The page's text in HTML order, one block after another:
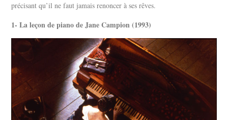
précisant qu’il ne faut jamais renoncer à ses rêves.
1- La leçon de piano de Jane Campion (1993)